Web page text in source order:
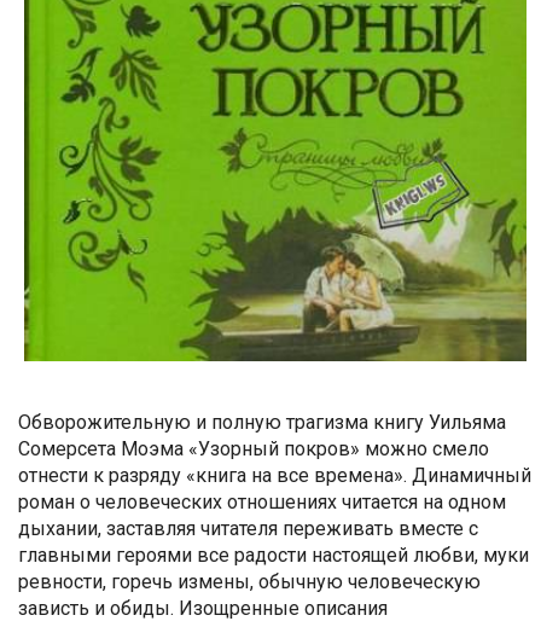
Обворожительную и полную трагизма книгу Уильяма
Сомерсета Моэма «Узорный покров» можно смело
отнести к разряду «книга на все времена». Динамичный
роман о человеческих отношениях читается на одном
дыхании, заставляя читателя переживать вместе с
главными героями все радости настоящей любви, муки
ревности, горечь измены, обычную человеческую
зависть и обиды. Изощренные описания